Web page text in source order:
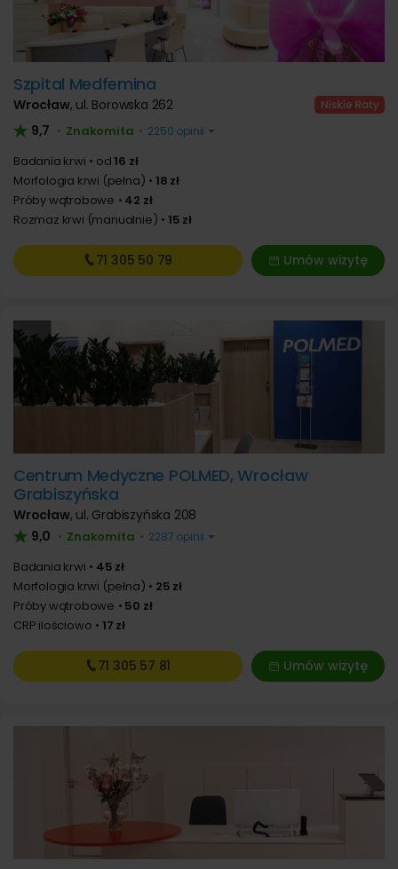
Szpital Medfemina
Wrocław, ul. Borowska 262
9,7 • Znakomita • 2250 opinii
Badania krwi od16 zł
Morfologia krwi (pełna)
18 zł
Próby wątrobowe
42 zł
Rozmaz krwi (manualnie)
15 zł
Umów wizytę
71 305 50 79
Centrum Medyczne POLMED, Wrocław
Grabiszyńska
Wrocław, ul. Grabiszyńska 208
9,0 • Znakomita • 2287 opinii
Badania krwi
45 zł
Morfologia krwi (pełna)
25 zł
Próby wątrobowe
50 zł
CRP ilościowo
17 zł
Umów wizytę
71 305 57 81